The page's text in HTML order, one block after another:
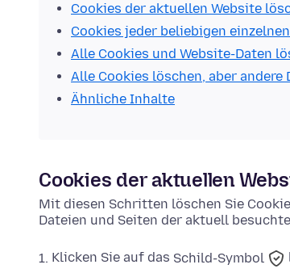
Cookies der aktuellen Website
Cookies jeder beliebigen
Alle Cookies und Website-Daten
Alle Cookies löschen, aber andere
Ähnliche Inhalte
Cookies der aktuellen
Mit diesen Schritten löschen Sie
Dateien und Seiten der aktuell
Klicken Sie auf das Schild-Symbol